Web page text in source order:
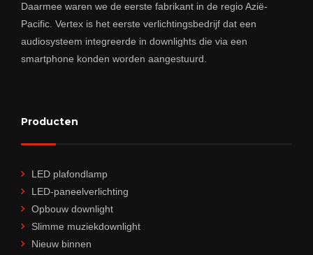
Daarmee waren we de eerste fabrikant in de regio Azië-
Pacific. Vertex is het eerste verlichtingsbedrijf dat een
audiosysteem integreerde in downlights die via een
smartphone konden worden aangestuurd.
Producten
LED plafondlamp
LED-paneelverlichting
Opbouw downlight
Slimme muziekdownlight
Nieuw binnen